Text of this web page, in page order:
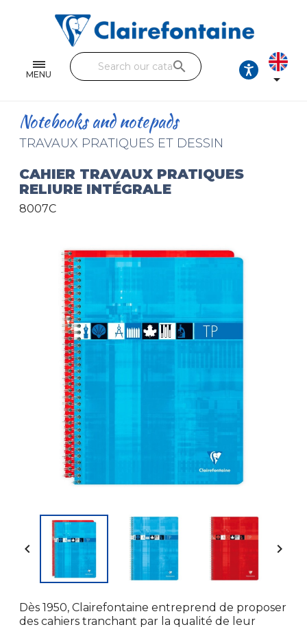
MENU
Single and double sheets
Fine arts
Handicraft
Pencil cases & Leather goods
All the collections
search

Notebooks and notepads
TRAVAUX PRATIQUES ET DESSIN
CAHIER TRAVAUX PRATIQUES
RELIURE INTÉGRALE
8007C
 
Dès 1950, Clairefontaine entreprend de proposer
des cahiers tranchant par la qualité de leur